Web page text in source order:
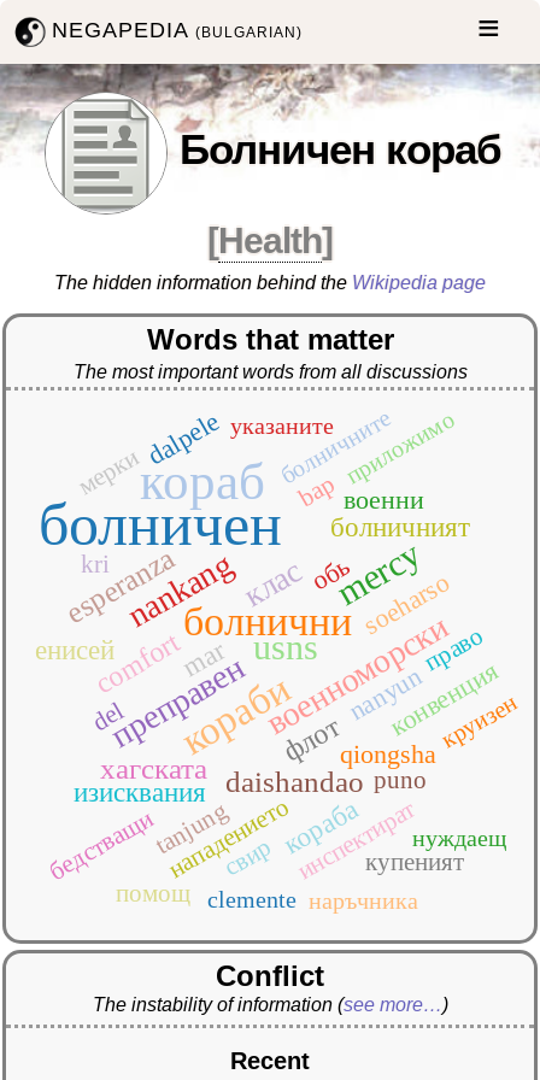
NEGAPEDIA(BULGARIAN)
Болничен кораб
[Health]
The hidden information behind the Wikipedia page
Words that matter
The most important words from all discussions
болничен
кораб
болнични
кораби
mercy
usns
nankang
военноморски
преправен
клас
daishandao
esperanza
хагската
comfort
флот
mar
болничният
енисей
изисквания
кораба
dalpele
nanyun
qiongsha
soeharso
военни
конвенция
обь
bap
del
kri
puno
tanjung
бедстващи инспектират
купеният
мерки
нападението
помощ
право
свир
clemente
болничните
круизен
наръчника
нуждаещ
приложимо
указаните
Conflict
The instability of information (see more…)
Recent